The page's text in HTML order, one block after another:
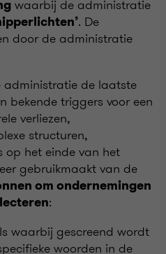
waarbij de administratie
. De
door de administratie
administratie de laatste
bekende triggers voor een
verliezen,
structuren,
op het einde van het
gebruikmaakt van de
om ondernemingen
:
waarbij gescreend wordt
woorden in de